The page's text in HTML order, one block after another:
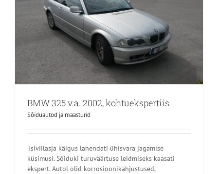
BMW 325 v.a. 2002, kohtuekspertiis
Sõiduautod ja maasturid
Tsiviilasja käigus lahendati ühisvara jagamise
küsimusi. Sõiduki turuväärtuse leidmiseks kaasati
ekspert. Autol olid korrosioonikahjustused,